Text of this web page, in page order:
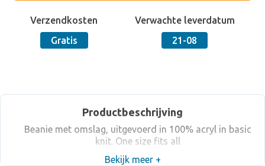
Verzendkosten
Gratis
Verwachte leverdatum
21-08
Productbeschrijving
Beanie met omslag, uitgevoerd in 100% acryl in basic
knit. One size fits all
Bekijk meer +